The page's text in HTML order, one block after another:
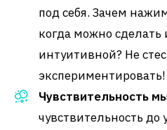
под себя. Зачем
когда можно сделать
интуитивной? Не
экспериментировать!
Чувствительность
чувствительность